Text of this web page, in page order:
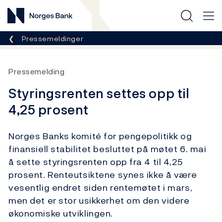
Norges Bank
Her er du nå:
Pressemeldinger
Pressemelding
Styringsrenten settes opp til
4,25 prosent
Norges Banks komité for pengepolitikk og
finansiell stabilitet besluttet på møtet 6. mai
å sette styringsrenten opp fra 4 til 4,25
prosent. Renteutsiktene synes ikke å være
vesentlig endret siden rentemøtet i mars,
men det er stor usikkerhet om den videre
økonomiske utviklingen.